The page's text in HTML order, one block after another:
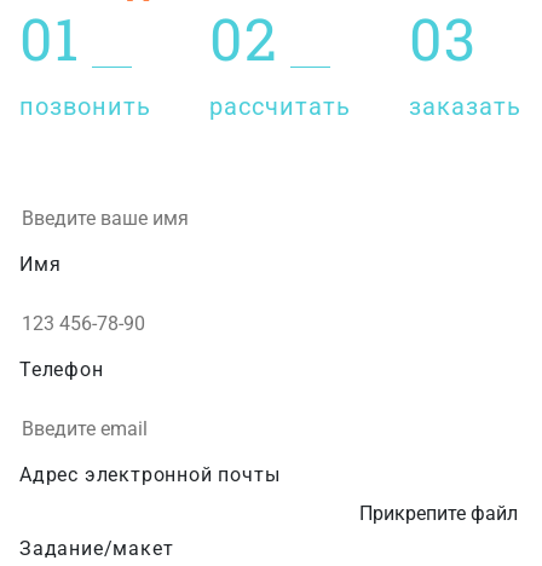
01
позвонить
02
рассчитать
03
заказать
Имя
Телефон
Адрес электронной почты
Задание/макет
Прикрепите файл